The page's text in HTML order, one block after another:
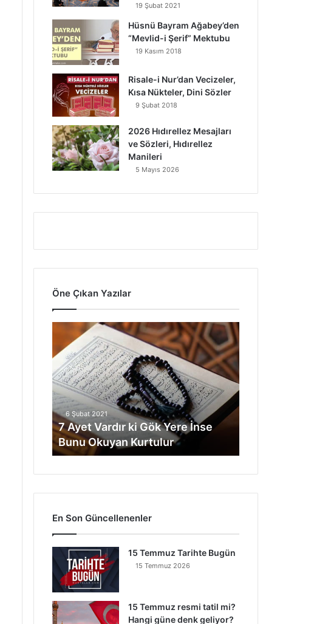
19 Şubat 2021
Hüsnü Bayram Ağabey’den
“Mevlid-i Şerif” Mektubu
19 Kasım 2018
Risale-i Nur’dan Vecizeler,
Kısa Nükteler, Dini Sözler
9 Şubat 2018
2026 Hıdırellez Mesajları
ve Sözleri, Hıdırellez
Manileri
5 Mayıs 2026
Öne Çıkan Yazılar
Ayet
Vardır
Gök
Yere
İnse
Bunu
Okuyan
Kurtulur
6 Şubat 2021
7 Ayet Vardır ki Gök Yere İnse
Bunu Okuyan Kurtulur
En Son Güncellenenler
15 Temmuz Tarihte Bugün
15 Temmuz 2026
15 Temmuz resmi tatil mi?
Hangi güne denk geliyor?